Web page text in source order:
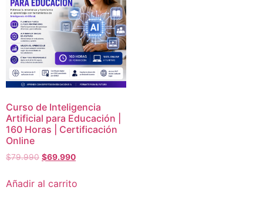
Curso de Inteligencia
Artificial para Educación |
160 Horas | Certificación
Online
$79.990 $69.990
Añadir al carrito